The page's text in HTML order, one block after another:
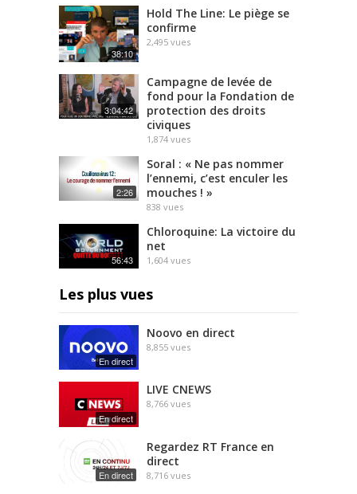
38:10
Hold The Line: Le piège se
confirme
2,495 vues
3:04:42
Campagne de levée de
fond pour la Fondation de
protection des droits
civiques
1,874 vues
2:26
Soral : « Ne pas nommer
l’ennemi, c’est enculer les
mouches ! »
838 vues
56:43
Chloroquine: La victoire du
net
1,604 vues
Les plus vues
En direct
Noovo en direct
8,855 vues
En direct
LIVE CNEWS
8,766 vues
En direct
Regardez RT France en
direct
8,716 vues